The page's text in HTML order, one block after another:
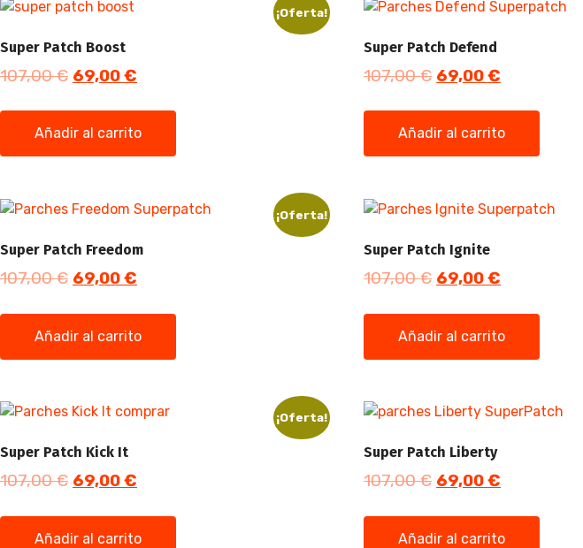
¡Oferta!
Super Patch Boost
107,00€ 69,00€
Añadir al carrito
Super Patch Defend
107,00€ 69,00€
Añadir al carrito
¡Oferta!
Super Patch Freedom
107,00€ 69,00€
Añadir al carrito
Super Patch Ignite
107,00€ 69,00€
Añadir al carrito
¡Oferta!
Super Patch Kick It
107,00€ 69,00€
Añadir al carrito
Super Patch Liberty
107,00€ 69,00€
Añadir al carrito